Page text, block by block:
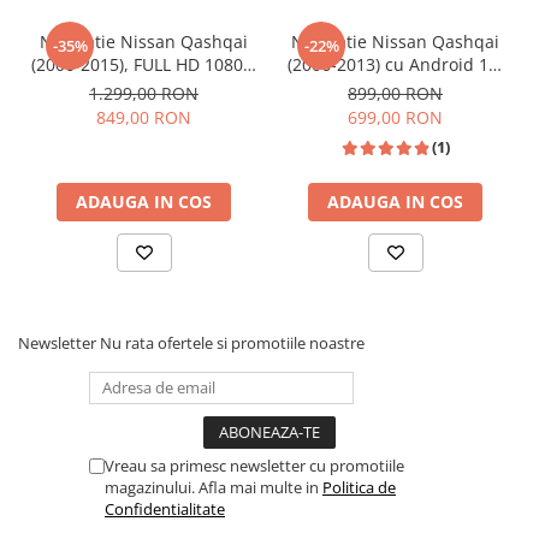
DSP
Da
Redare muzică, descărcare
USB
Luminozitate
Reglabilă
RCA Audio
Da
Subwoofer RCA
Da
Hărți GPS
Google Maps, Waze, IGO etc.
Comenzi Volan
Compatibil (unde mașina
-35%
Navigatie Nissan Qashqai
(2006-2015), FULL HD 1080P,
11.8” 2+64 GB, CarPlay si
Android Auot wifi
1.299,00 RON
849,00 RON
ADAUGA IN COS
-22%
Navigatie Nissan Qashqai
(2006-2013) cu Android 12,
2GB RAM 32 GB ROM ecran
9 Inch,Carplay si Android
Auto
899,00 RON
699,00 RON
(1)
ADAUGA IN COS
Newsletter Nu rata ofertele si promotiile noastre
Vreau sa primesc newsletter cu promotiile
magazinului. Afla mai multe in Politica de
Confidentialitate